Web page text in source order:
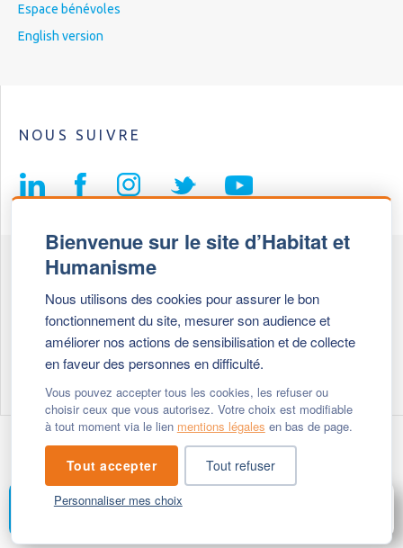
Bienvenue sur le site d’Habitat et
Humanisme
Nous utilisons des cookies pour assurer le bon
fonctionnement du site, mesurer son audience et
améliorer nos actions de sensibilisation et de collecte
en faveur des personnes en difficulté.
Vous pouvez accepter tous les cookies, les refuser ou
choisir ceux que vous autorisez. Votre choix est modifiable
à tout moment via le lien mentions légales en bas de page.
Tout accepter Tout refuser
Personnaliser mes choix
Espace bénévoles
English version
NOUS SUIVRE
69647 Caluire et Cuire cedex
+ 33 (0)4 72 27 42 58
- © 2026 Habitat & Humanisme